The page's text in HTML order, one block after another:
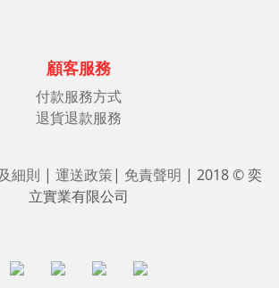
顧客服務
付款服務方式
退貨退款服務
細則 | 運送政策| 免責聲明 | 2018 © 奕
立實業有限公司